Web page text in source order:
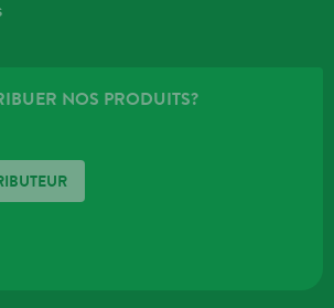
NOS PRODUITS?